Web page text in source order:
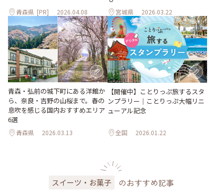
青森県 [PR] 2026.04.08 宮城県 2026.03.22
青森・弘前の城下町にある洋館か
ら、奈良・吉野の山桜まで。春の
息吹を感じる国内おすすめエリア
6選
青森県 2026.03.13
【開催中】ことりっぷ旅するスタ
ンプラリー｜ことりっぷ大幅リニ
ューアル記念
全国 2026.01.22
スイーツ・お菓子 のおすすめ記事